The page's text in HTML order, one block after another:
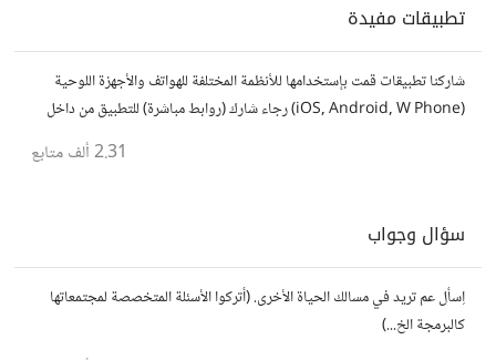
تطبيقات مفيدة
شاركنا تطبيقات قمت بإستخدامها للأنظمة المختلفة للهواتف والأجهزة اللوحية
(iOS, Android, W Phone) رجاء شارك (روابط مباشرة) للتطبيق من داخل
المتجر..إلا في حالة وجود عدة تطبيقات أو شرح مطول شاركها كموضوع
2.31 ألف متابع
سؤال وجواب
اِسأل عم تريد في مسالك الحياة الأخرى. (أتركوا الأسئلة المتخصصة لمجتمعاتها
كالبرمجة الخ...)